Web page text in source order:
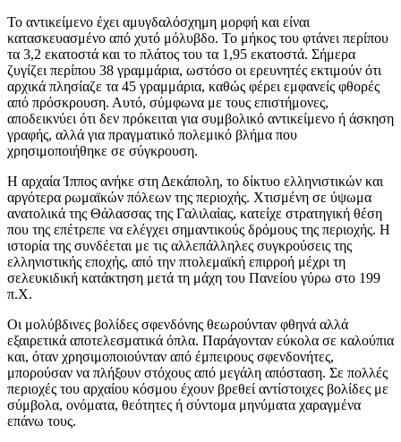
Το αντικείμενο έχει αμυγδαλόσχημη μορφή και είναι
κατασκευασμένο από χυτό μόλυβδο. Το μήκος του φτάνει περίπου
τα 3,2 εκατοστά και το πλάτος του τα 1,95 εκατοστά. Σήμερα
ζυγίζει περίπου 38 γραμμάρια, ωστόσο οι ερευνητές εκτιμούν ότι
αρχικά πλησίαζε τα 45 γραμμάρια, καθώς φέρει εμφανείς φθορές
από πρόσκρουση. Αυτό, σύμφωνα με τους επιστήμονες,
αποδεικνύει ότι δεν πρόκειται για συμβολικό αντικείμενο ή άσκηση
γραφής, αλλά για πραγματικό πολεμικό βλήμα που
χρησιμοποιήθηκε σε σύγκρουση.
Η αρχαία Ίππος ανήκε στη Δεκάπολη, το δίκτυο ελληνιστικών και
αργότερα ρωμαϊκών πόλεων της περιοχής. Χτισμένη σε ύψωμα
ανατολικά της Θάλασσας της Γαλιλαίας, κατείχε στρατηγική θέση
που της επέτρεπε να ελέγχει σημαντικούς δρόμους της περιοχής. Η
ιστορία της συνδέεται με τις αλλεπάλληλες συγκρούσεις της
ελληνιστικής εποχής, από την πτολεμαϊκή επιρροή μέχρι τη
σελευκιδική κατάκτηση μετά τη μάχη του Πανείου γύρω στο 199
π.Χ.
Οι μολύβδινες βολίδες σφενδόνης θεωρούνταν φθηνά αλλά
εξαιρετικά αποτελεσματικά όπλα. Παράγονταν εύκολα σε καλούπια
και, όταν χρησιμοποιούνταν από έμπειρους σφενδονήτες,
μπορούσαν να πλήξουν στόχους από μεγάλη απόσταση. Σε πολλές
περιοχές του αρχαίου κόσμου έχουν βρεθεί αντίστοιχες βολίδες με
σύμβολα, ονόματα, θεότητες ή σύντομα μηνύματα χαραγμένα
επάνω τους.